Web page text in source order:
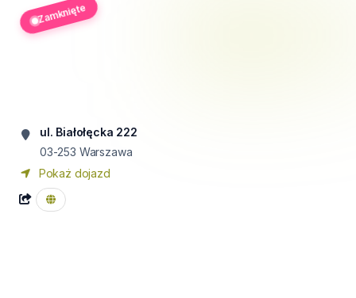
Zamknięte
ul. Białołęcka 222
03-253 Warszawa
Pokaż dojazd